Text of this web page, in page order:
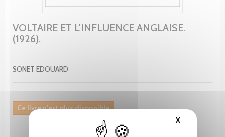
XMasquer
VOLTAIRE ET L'INFLUENCE ANGLAISE.
(1926).
SONET EDOUARD
Ce livre n'est plus disponible